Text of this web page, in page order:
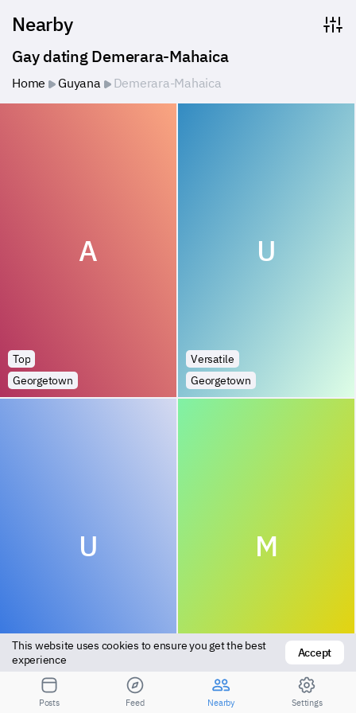
Nearby
Gay dating Demerara-Mahaica
Home Guyana Demerara-Mahaica
A
Top
Georgetown
U
Versatile
Georgetown
U
Vers bottom
Georgetown
M
Bottom
Skeldon
This website uses cookies to ensure you get the best
experience
Accept
Posts Feed Nearby Settings